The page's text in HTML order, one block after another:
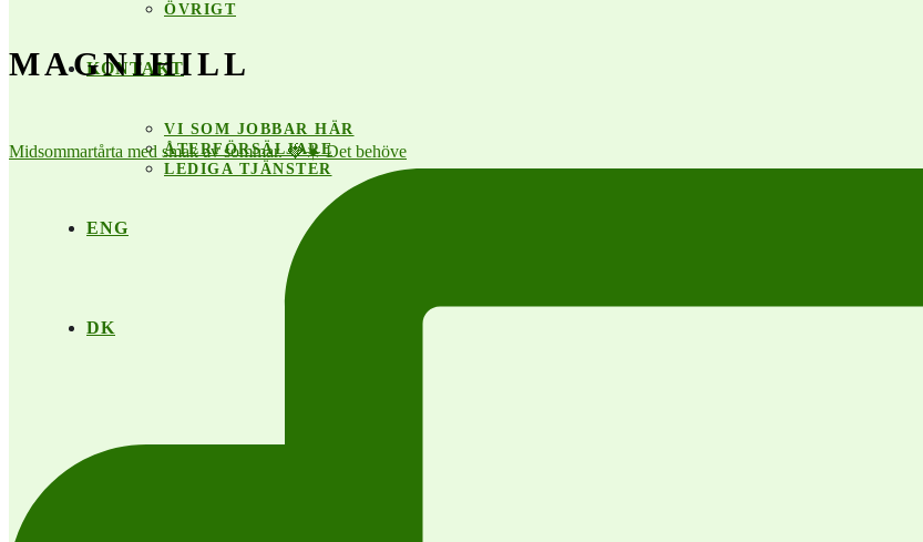
ÖVRIGT
KONTAKT
VI SOM JOBBAR HÄR
ÅTERFÖRSÄLJARE
LEDIGA TJÄNSTER
ENG
DK
MAGNIHILL
Midsommartårta med smak av sommar. 🍓☀️ Det behöve